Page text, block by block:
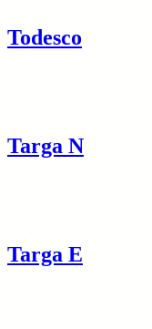
Todesco
Targa N
Targa E